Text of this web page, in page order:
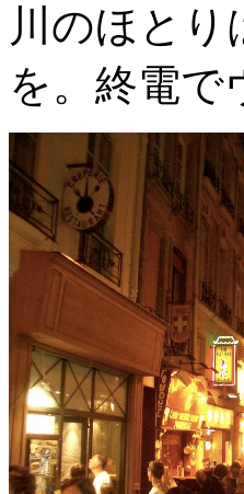
川のほと
を。終電で